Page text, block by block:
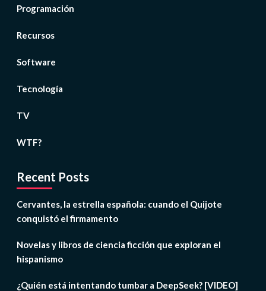
Programación
Recursos
Software
Tecnología
TV
WTF?
Recent Posts
Cervantes, la estrella española: cuando el Quijote
conquistó el firmamento
Novelas y libros de ciencia ficción que exploran el
hispanismo
¿Quién está intentando tumbar a DeepSeek? [VIDEO]